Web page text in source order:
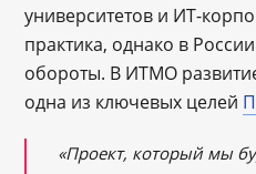
университетов и ИТ-
практика, однако в
обороты. В ИТМО
одна из ключевых целей
«Проект, который мы